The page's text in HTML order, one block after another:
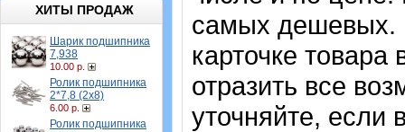
ХИТЫ ПРОДАЖ
Шарик подшипника
7,938
10.00 р.
Ролик подшипника
2*7,8 (2х8)
6.00 р.
Ролик подшипника
самых дешевых.
карточке
отразить все
уточняйте, если